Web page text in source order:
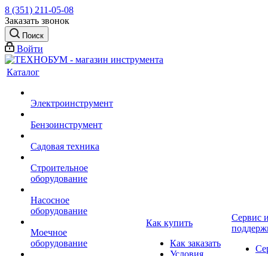
8 (351) 211-05-08
Заказать звонок
Поиск
Войти
Каталог
Электроинструмент
Бензоинструмент
Садовая техника
Строительное
оборудование
Насосное
оборудование
Моечное
оборудование
Как купить
Как заказать
Условия
Сервис